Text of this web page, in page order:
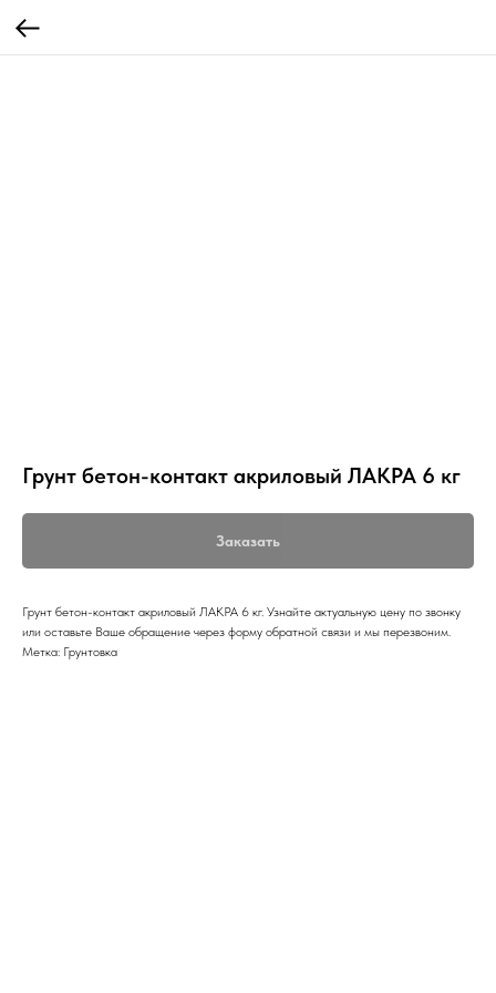
Грунт бетон-контакт акриловый ЛАКРА 6 кг
Заказать
Грунт бетон-контакт акриловый ЛАКРА 6 кг. Узнайте актуальную цену по звонку
или оставьте Ваше обращение через форму обратной связи и мы перезвоним.
Метка: Грунтовка